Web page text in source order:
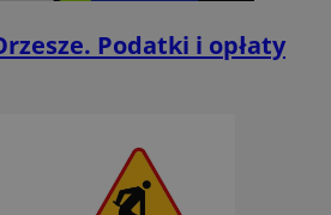
Podatki i opłaty